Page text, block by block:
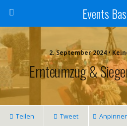
Events
2. September 2024 •
Ernteumzug &
Teilen Tweet